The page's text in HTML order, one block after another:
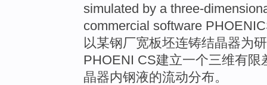
simulated by a three-
commercial software
以某钢厂宽板坯连铸结晶器为
PHOENI CS建立一个三维有限
晶器内钢液的流动分布。